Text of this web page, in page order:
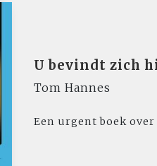
U bevindt zich
Tom Hannes
Een urgent boek